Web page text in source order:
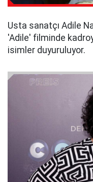
Usta sanatçı Adile
'Adile' filminde
isimler duyuruluyor.